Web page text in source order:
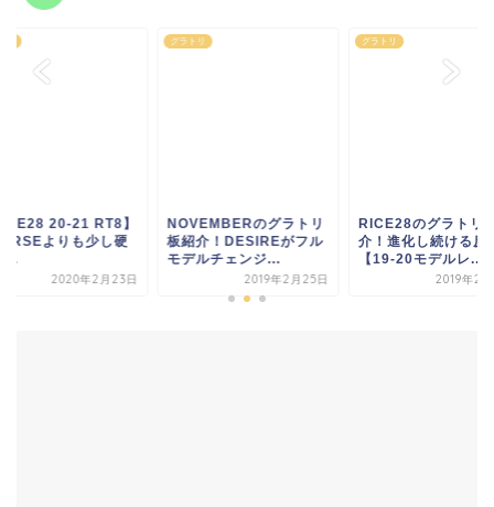
のグラトリ
介！DESIREがフル
ルチェンジ...
2019年2月25日
グラトリ
RICE28のグラトリ板紹
介！進化し続ける反発
【19-20モデルレ...
2019年2月24日
グラトリ
【RICE28 20-21
DIVERSEよりも少
めの...
2020年2